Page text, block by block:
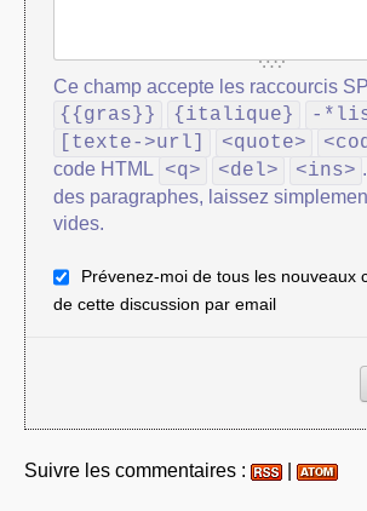
Ce champ accepte les raccourcis
{{gras}} {italique}
-
[texte->url]
<quote>
code HTML
<q> <del> <ins>
des paragraphes, laissez
vides.
Prévenez-moi de tous les nouveaux
de cette discussion par email
Suivre les commentaires :